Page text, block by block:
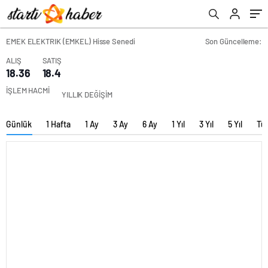
EMEK ELEKTRIK (EMKEL) Hisse Senedi
Son Güncelleme:
ALIŞ
18.36
SATIŞ
18.4
İŞLEM HACMİ YILLIK DEĞİŞİM
Günlük 1 Hafta 1 Ay 3 Ay 6 Ay 1 Yıl 3 Yıl 5 Yıl